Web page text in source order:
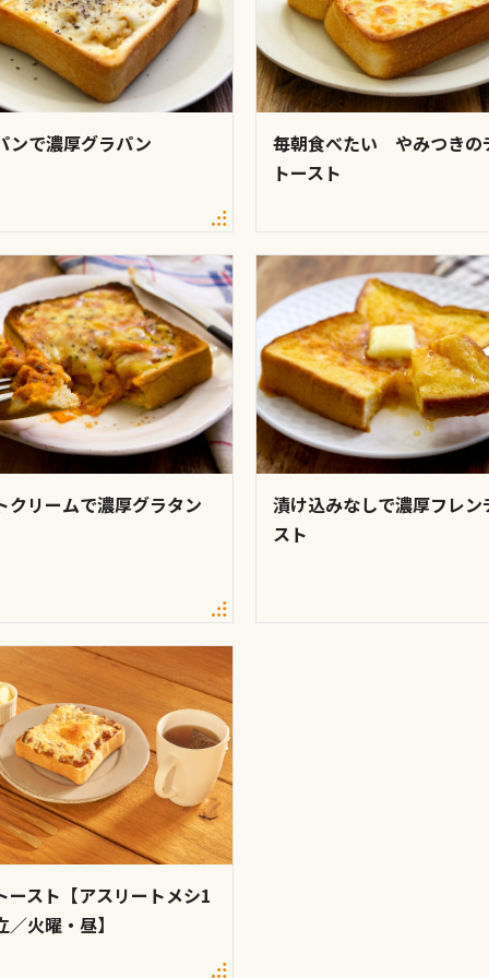
ンで濃厚グラパン
毎朝食べたい やみつきの
トースト
クリームで濃厚グラタン
漬け込みなしで濃厚フレン
スト
ースト【アスリートメシ1
火曜・昼】